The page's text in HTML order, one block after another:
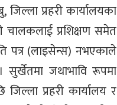
प्रहरी कार्यालयका
चालकलाई प्रशिक्षण समेत
पत्र (लाइसेन्स) नभएकाले
सुर्खेतमा जथाभावि रूपमा
प्रहरी कार्यालय र